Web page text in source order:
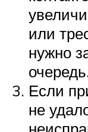
или
нужно
Если
не